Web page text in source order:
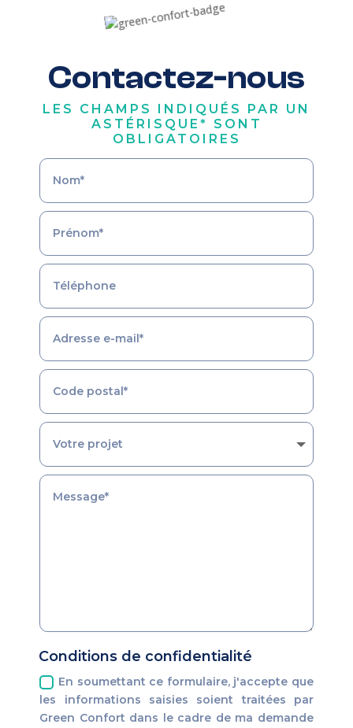
Contactez-nous
LES CHAMPS INDIQUÉS PAR UN
ASTÉRISQUE* SONT
OBLIGATOIRES
Conditions de confidentialité
En soumettant ce formulaire, j'accepte que
les informations saisies soient traitées par
Green Confort dans le cadre de ma demande